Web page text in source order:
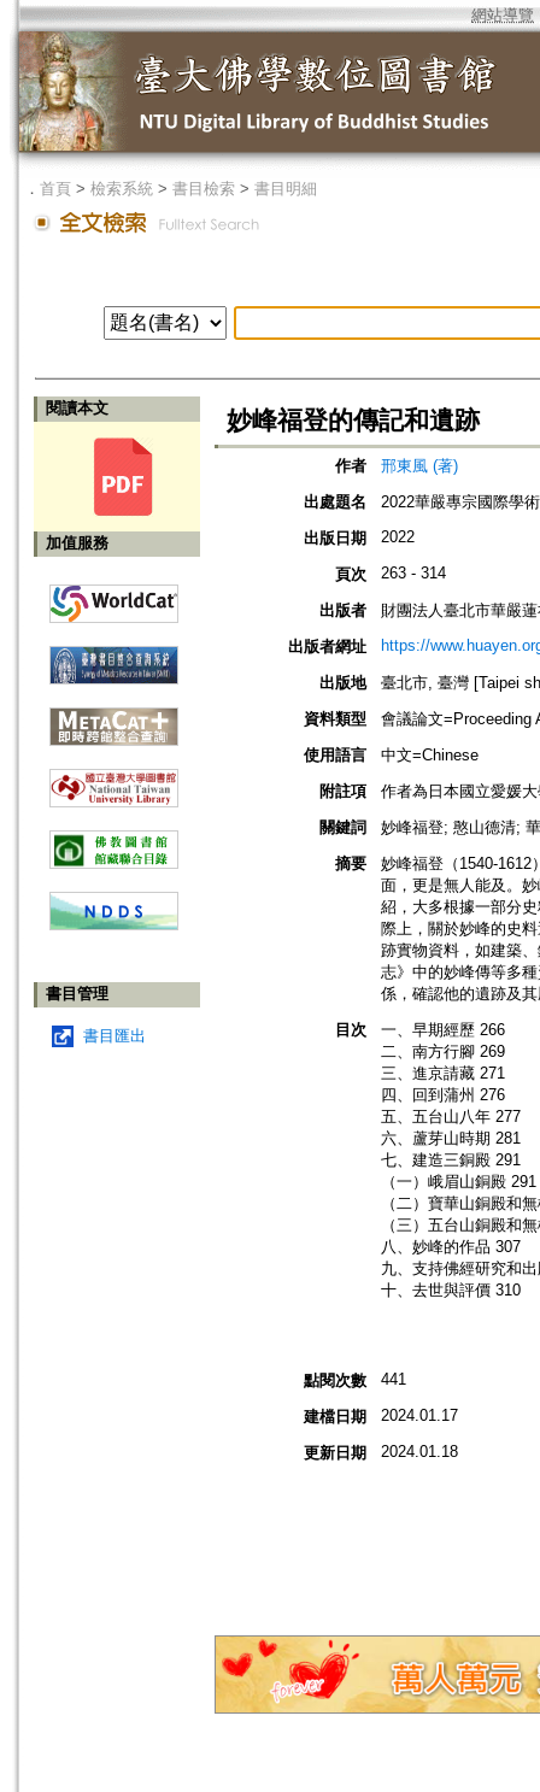
網站導覽
． 首頁 > 檢索系統 > 書目檢索 > 書目明細
閱讀本文
加值服務
書目管理
書目匯出
妙峰福登的傳記和遺跡
作者
邢東風 (著)
出處題名
2022華嚴專宗國際學
出版日期
2022
頁次 263 - 314
出版者
財團法人臺北市華嚴
出版者網址
https://
出版地
臺北市, 臺灣 [Taipei
資料類型
會議論文=Proceeding
使用語言
中文=Chinese
附註項
作者為日本國立愛媛
關鍵詞
妙峰福登; 憨山德清;
摘要
妙峰福登（1540-1612
面，更是無人能及。
紹，大多根據一部分
際上，關於妙峰的史
跡實物資料，如建築
志》中的妙峰傳等多
係，確認他的遺跡及
目次
一、早期經歷 266
二、南方行腳 269
三、進京請藏 271
四、回到蒲州 276
五、五台山八年 277
六、蘆芽山時期 281
七、建造三銅殿 291
（一）峨眉山銅殿 291
（二）寶華山銅殿和
（三）五台山銅殿和
八、妙峰的作品 307
九、支持佛經研究和
十、去世與評價 310
點閱次數 441
建檔日期 2024.01.17
更新日期 2024.01.18